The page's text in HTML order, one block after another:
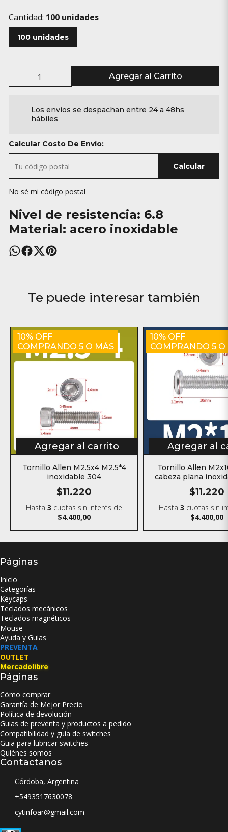
Cantidad: 100 unidades
100 unidades
Agregar al Carrito
Los envíos se despachan entre 24 a 48hs
hábiles
Calcular Costo De Envío:
Calcular
No sé mi código postal
Nivel de resistencia: 6.8
Material: acero inoxidable
Te puede interesar también
10% OFF
COMPRANDO 5 O MÁS
Agregar al carrito
Tornillo Allen M2.5x4 M2.5*4
inoxidable 304
$11.220
Hasta3 cuotas sin interés de
$4.400,00
10% OFF
COMPRANDO 5 O
Agregar al
Tornillo Allen
cabeza plana
$11.220
Hasta3 cuotas sin
$4.400,00
Páginas
Inicio
Categorías
Keycaps
Teclados mecánicos
Teclados magnéticos
Mouse
Ayuda y Guias
PREVENTA
OUTLET
Mercadolibre
Páginas
Cómo comprar
Garantía de Mejor Precio
Política de devolución
Guias de preventa y productos a pedido
Compatibilidad y guia de switches
Guia para lubricar switches
Quiénes somos
Contactanos
Córdoba, Argentina
+5493517630078
cytinfoar@gmail.com